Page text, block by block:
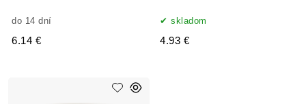
do 14 dní
6.14 €
skladom
4.93 €